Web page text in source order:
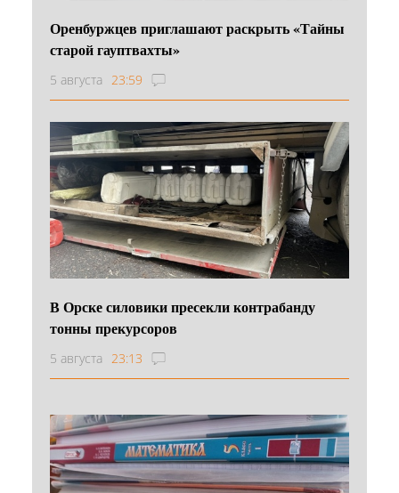
Оренбуржцев приглашают раскрыть «Тайны
старой гауптвахты»
5 августа 23:59
В Орске силовики пресекли контрабанду
тонны прекурсоров
5 августа 23:13